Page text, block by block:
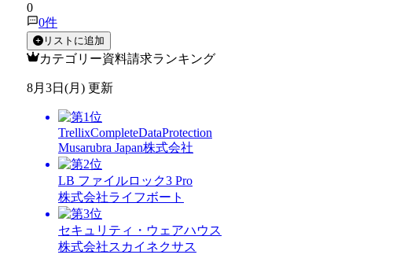
0
0件
リストに追加
カテゴリー資料請求ランキング
8月3日(月) 更新
TrellixCompleteDataProtection
Musarubra Japan株式会社
LB ファイルロック3 Pro
株式会社ライフボート
セキュリティ・ウェアハウス
株式会社スカイネクサス